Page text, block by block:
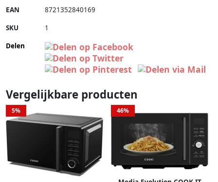
EAN 8721352840169
SKU 1
Delen
Vergelijkbare producten
5% 46%